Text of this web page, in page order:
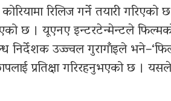
रिलिज गर्ने तयारी गरिएको
छ । यूएनए इन्टरटेन्मेन्टले
निर्देशक उज्ज्वल गुरागाँइले
प्रतिक्षा गरिरहनुभएको छ ।